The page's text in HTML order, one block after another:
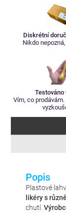
Diskrétní
Nikdo
Testováno
Vím, co
Popis
Plastové
likéry s
chutí.